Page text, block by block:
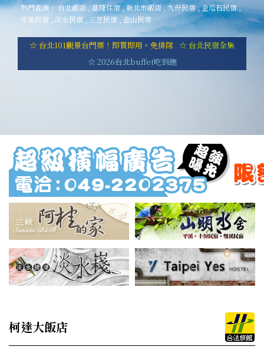
熱門查詢：台北飯店,基隆住宿,新北市飯店,九份民宿,金瓜石民宿,
平溪民宿
淡水民宿 三芝民宿 金山民宿
☆ 台北101觀景台門票！即買即用。免排隊 ☆ 台北民宿全集
☆ 2026台北buffet吃到飽
柯達大飯店